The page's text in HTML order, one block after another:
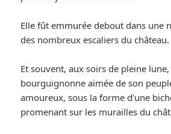
Elle fût emmurée debout dans une
des nombreux escaliers du château.
Et souvent, aux soirs de pleine
bourguignonne aimée de son
amoureux, sous la forme d’une
promenant sur les murailles du